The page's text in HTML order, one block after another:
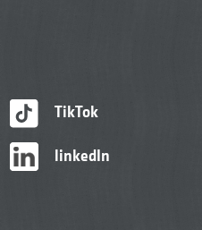
TikTok
linkedIn